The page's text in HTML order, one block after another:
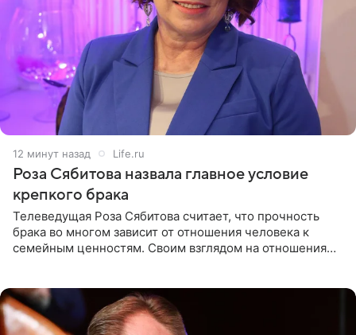
12 минут назад Life.ru
Роза Сябитова назвала главное условие
крепкого брака
Телеведущая Роза Сябитова считает, что прочность
брака во многом зависит от отношения человека к
семейным ценностям. Своим взглядом на отношения